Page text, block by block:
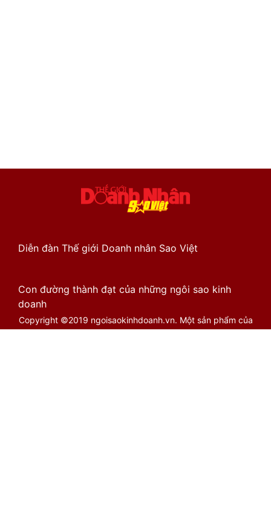
Diễn đàn Thế giới Doanh nhân Sao Việt
Con đường thành đạt của những ngôi sao kinh
doanh
Copyright ©2019 ngoisaokinhdoanh.vn. Một sản phẩm của